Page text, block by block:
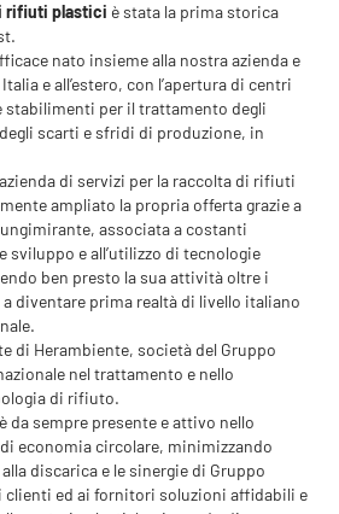
rifiuti plastici è stata la prima storica
nato insieme alla nostra azienda e
e all’estero, con l’apertura di centri
stabilimenti per il trattamento degli
scarti e sfridi di produzione, in
di servizi per la raccolta di rifiuti
ampliato la propria offerta grazie a
associata a costanti
sviluppo e all’utilizzo di tecnologie
ben presto la sua attività oltre i
diventare prima realtà di livello italiano
di Herambiente, società del Gruppo
nel trattamento e nello
di rifiuto.
da sempre presente e attivo nello
economia circolare, minimizzando
discarica e le sinergie di Gruppo
ed ai fornitori soluzioni affidabili e